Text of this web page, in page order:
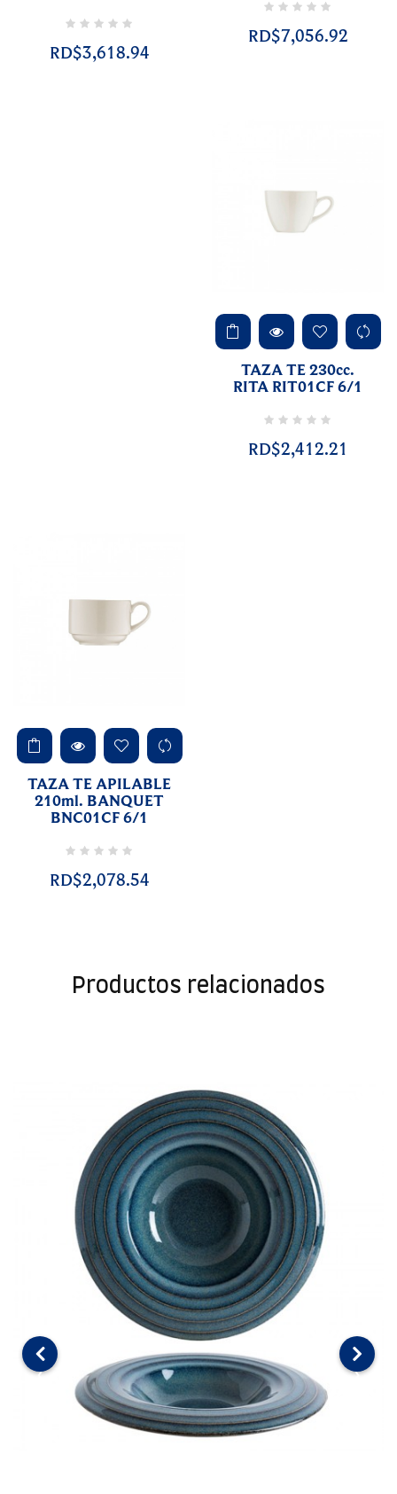
RD$3,618.94
RD$7,056.92
TAZA TE 230cc.
RITA RIT01CF 6/1
RD$2,412.21
TAZA TE APILABLE
210ml. BANQUET
BNC01CF 6/1
RD$2,078.54
Productos relacionados
‹ ›